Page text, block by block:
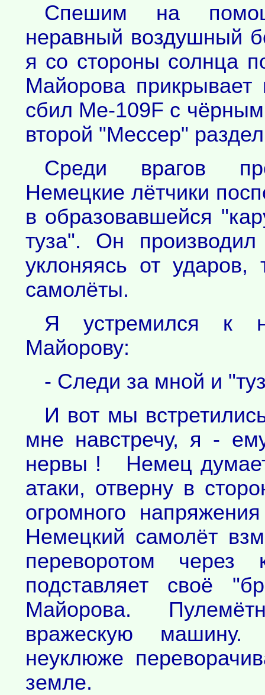
Спешим на
неравный воздушный
я со стороны солнца
Майорова
сбил Ме-109F с
второй "Мессер"
Среди врагов
Немецкие лётчики
в образовавшейся
туза". Он
уклоняясь от
самолёты.
Я устремился к
Майорову:
- Следи за мной и
И вот мы
мне навстречу, я -
нервы ! Немец
атаки, отверну в
огромного
Немецкий самолёт
переворотом
подставляет своё
Майорова.
вражескую
неуклюже
земле.